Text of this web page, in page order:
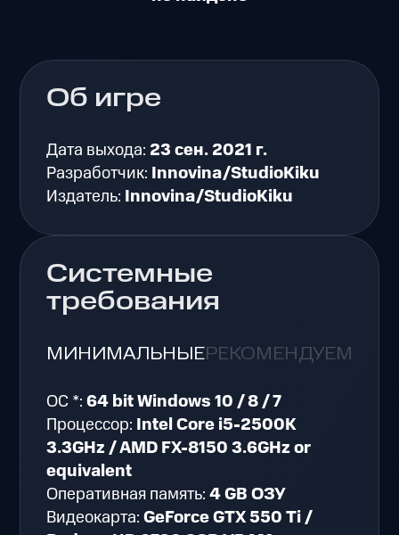
Об игре
Дата выхода: 23 сен. 2021 г.
Разработчик: Innovina/StudioKiku
Издатель: Innovina/StudioKiku
Системные
требования
МИНИМАЛЬНЫЕРЕКОМЕНДУЕМЫЕ
ОС *:64 bit Windows 10 / 8 / 7
Процессор: Intel Core i5-2500K
3.3GHz / AMD FX-8150 3.6GHz or
equivalent
Оперативная память:4 GB ОЗУ
Видеокарта:GeForce GTX 550 Ti /